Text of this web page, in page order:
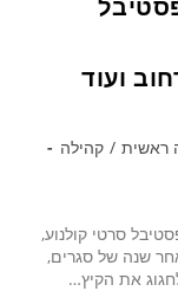
ועוד
ראשית / קהילה
סרטי קולנוע,
שנה של סגרים,
את הקיץ…